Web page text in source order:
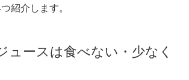
紹介します。
ースは食べない・少なく